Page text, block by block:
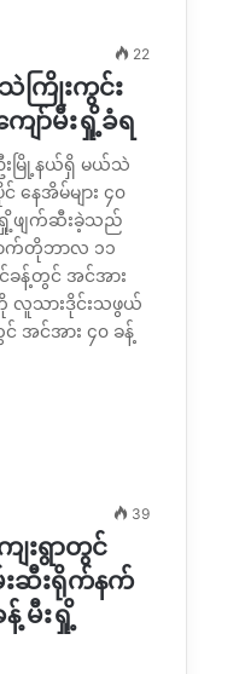
22
သဲကြိုးကွင်း
ျော်မီးရှို့ခံရ
ဦးမြို့နယ်ရှိ မယ်သဲ
နေအိမ်များ ၄၀
ရှို့ဖျက်ဆီးခဲ့သည်
ာက်တိုဘာလ ၁၁
င်ခန့်တွင် အင်အား
ကို လူသားဒိုင်းသဖွယ်
အင်အား ၄၀ ခန့်
39
ေးရွာတွင်
းဆီးရိုက်နက်
မီးရှို့